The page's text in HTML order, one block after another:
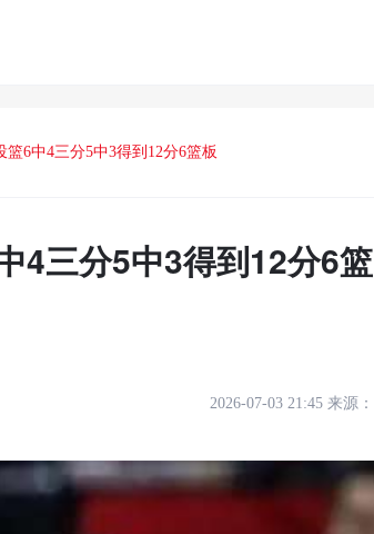
6中4三分5中3得到12分6篮板
4三分5中3得到12分6篮
2026-07-03 21:45 来源：